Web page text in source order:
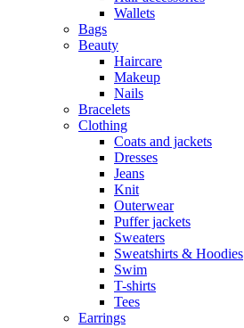
Wallets
Bags
Beauty
Haircare
Makeup
Nails
Bracelets
Clothing
Coats and jackets
Dresses
Jeans
Knit
Outerwear
Puffer jackets
Sweaters
Sweatshirts & Hoodies
Swim
T-shirts
Tees
Earrings